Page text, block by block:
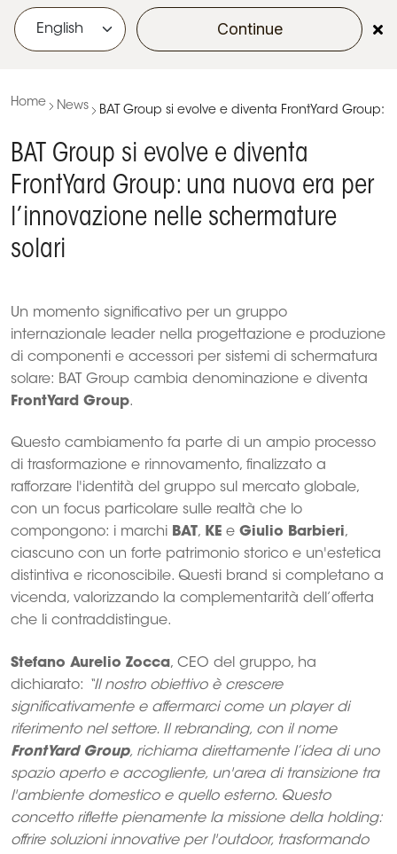
Continue
Home News BAT Group si evolve e diventa FrontYard
BAT Group si evolve e diventa
FrontYard Group: una nuova era per
l’innovazione nelle schermature
solari
Un momento significativo per un gruppo
internazionale leader nella progettazione e produzione
di componenti e accessori per sistemi di schermatura
solare: BAT Group cambia denominazione e diventa
FrontYard Group.
Questo cambiamento fa parte di un ampio processo
di trasformazione e rinnovamento, finalizzato a
rafforzare l'identità del gruppo sul mercato globale,
con un focus particolare sulle realtà che lo
compongono: i marchi BAT, KE e Giulio Barbieri,
ciascuno con un forte patrimonio storico e un'estetica
distintiva e riconoscibile. Questi brand si completano a
vicenda, valorizzando la complementarità dell’offerta
che li contraddistingue.
Stefano Aurelio Zocca, CEO del gruppo, ha
dichiarato:
“Il nostro obiettivo è crescere
significativamente e affermarci come un player di
riferimento nel settore. Il rebranding, con il nome
FrontYard Group, richiama direttamente l’idea di uno
spazio aperto e accogliente, un'area di transizione tra
l'ambiente domestico e quello esterno. Questo
concetto riflette pienamente la missione della holding:
offrire soluzioni innovative per l'outdoor, trasformando